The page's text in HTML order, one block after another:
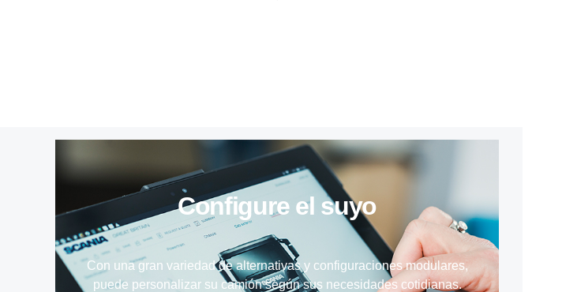
Configure el suyo
Con una gran variedad de alternativas y configuraciones modulares,
puede personalizar su camión según sus necesidades cotidianas.